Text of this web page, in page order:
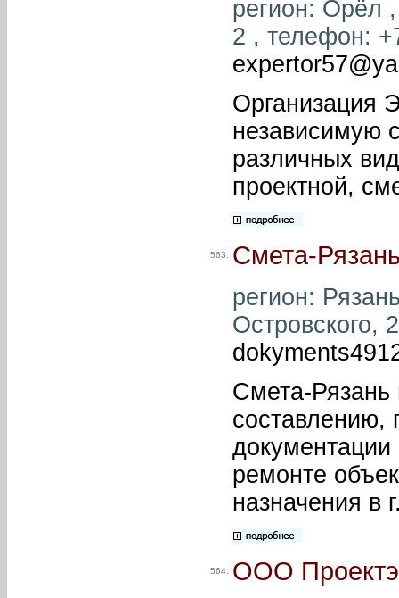
регион: Орёл
2 , телефон:
Организация
независимую
различных
проектной,
563. Смета-
регион:
Островского,
Смета-Рязань
составлению,
документации
ремонте
назначения в
564. ООО